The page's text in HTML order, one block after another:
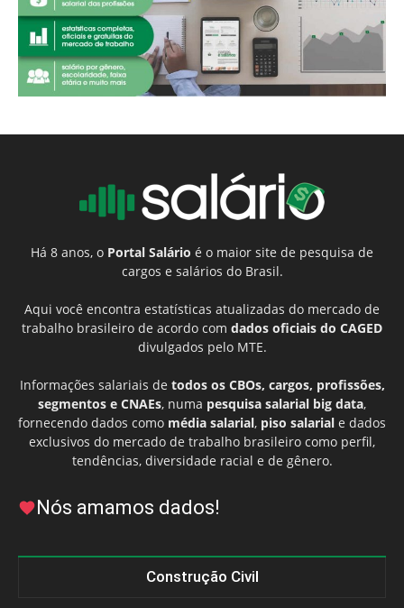
Há 8 anos, o Portal Salário é o maior site de pesquisa de
cargos e salários do Brasil.
Aqui você encontra estatísticas atualizadas do mercado de
trabalho brasileiro de acordo com dados oficiais do CAGED
divulgados pelo MTE.
Informações salariais de todos os CBOs, cargos, profissões,
segmentos e CNAEs, numa pesquisa salarial big data,
fornecendo dados como média salarial, piso salarial e dados
exclusivos do mercado de trabalho brasileiro como perfil,
tendências, diversidade racial e de gênero.
Nós amamos dados!
Construção Civil